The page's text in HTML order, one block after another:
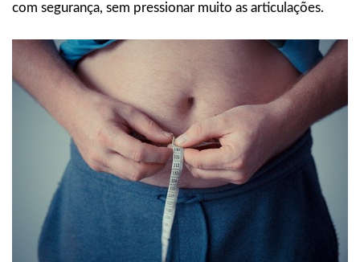
com segurança, sem pressionar muito as articulações.